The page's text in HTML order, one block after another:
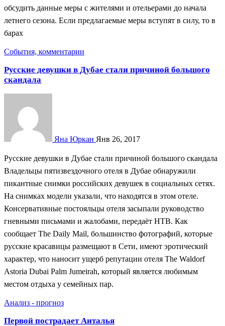
обсудить данные меры с жителями и отельерами до начала
летнего сезона. Если предлагаемые меры вступят в силу, то в
барах
События, комментарии
Русские девушки в Дубае стали причиной большого
скандала
Яна Юркан Янв 26, 2017
Русские девушки в Дубае стали причиной большого скандала
Владельцы пятизвездочного отеля в Дубае обнаружили
пикантные снимки российских девушек в социальных сетях.
На снимках модели указали, что находятся в этом отеле.
Консервативные постояльцы отеля засыпали руководство
гневными письмами и жалобами, передаёт НТВ. Как
сообщает The Daily Mail, большинство фотографий, которые
русские красавицы размещают в Сети, имеют эротический
характер, что наносит ущерб репутации отеля The Waldorf
Astoria Dubai Palm Jumeirah, который является любимым
местом отдыха у семейных пар.
Анализ - прогноз
Первой пострадает Анталья